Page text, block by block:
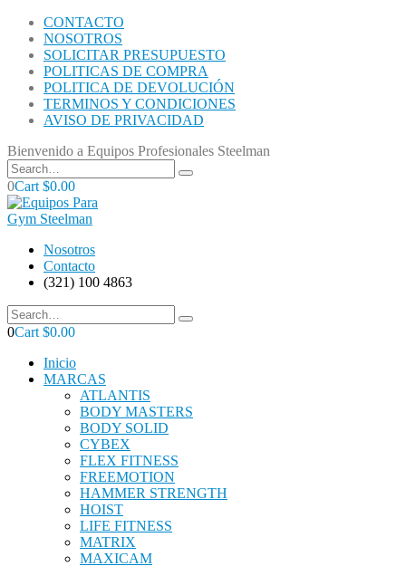
CONTACTO
NOSOTROS
SOLICITAR PRESUPUESTO
POLITICAS DE COMPRA
POLITICA DE DEVOLUCIÓN
TERMINOS Y CONDICIONES
AVISO DE PRIVACIDAD
Bienvenido a Equipos Profesionales Steelman
0Cart $0.00
Nosotros
Contacto
(321) 100 4863
0Cart $0.00
Inicio
MARCAS
ATLANTIS
BODY MASTERS
BODY SOLID
CYBEX
FLEX FITNESS
FREEMOTION
HAMMER STRENGTH
HOIST
LIFE FITNESS
MATRIX
MAXICAM